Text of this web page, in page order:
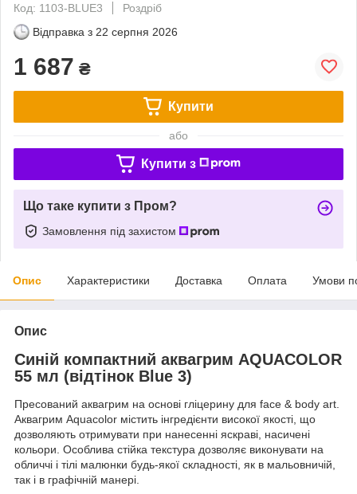
Код: 1103-BLUE3
Роздріб
Відправка з 22 серпня 2026
1 687 ₴
Купити
або
Купити з
Що таке купити з Пром?
Замовлення під захистом
Опис Характеристики Доставка Оплата Умови
Опис
Синій компактний аквагрим AQUACOLOR
55 мл (відтінок Blue 3)
Пресований аквагрим на основі гліцерину для face & body art.
Аквагрим Aquacolor містить інгредієнти високої якості, що
дозволяють отримувати при нанесенні яскраві, насичені
кольори. Особлива стійка текстура дозволяє виконувати на
обличчі і тілі малюнки будь-якої складності, як в мальовничій,
так і в графічній манері.